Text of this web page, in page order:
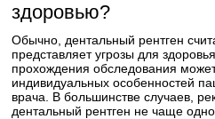
здоровью?
Обычно, дентальный рентген
представляет угрозы для
прохождения обследования
индивидуальных особенностей
врача. В большинстве случаев,
дентальный рентген не чаще